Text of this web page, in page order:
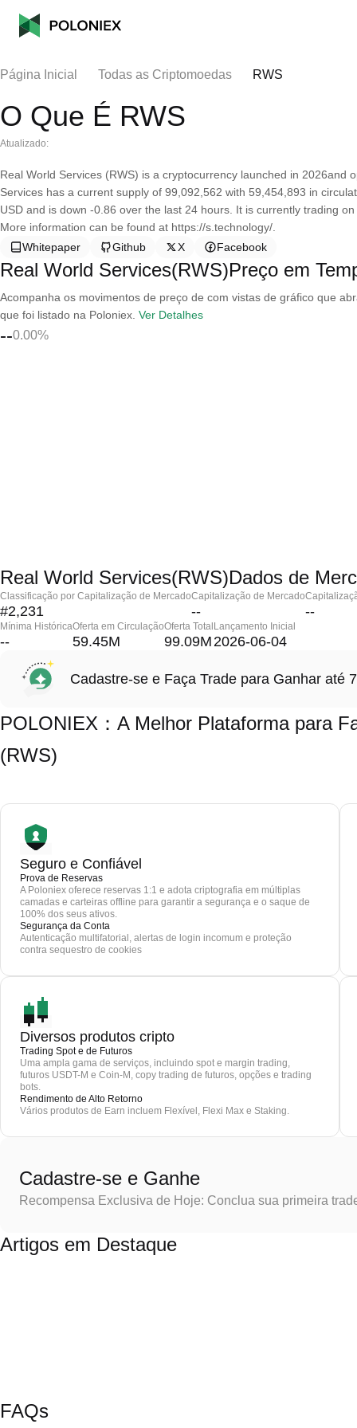
Página Inicial Todas as Criptomoedas RWS
O Que É RWS
Atualizado:
Real World Services (RWS) is a cryptocurrency launched in 2026and
Services has a current supply of 99,092,562 with 59,454,893 in
USD and is down -0.86 over the last 24 hours. It is currently trading
More information can be found at https://s.technology/.
Whitepaper
Github X Facebook
Real World Services(RWS)Preço em
Acompanha os movimentos de preço de com vistas de gráfico que
que foi listado na Poloniex. Ver Detalhes
--0.00%
Real World Services(RWS)Dados de
Classificação por Capitalização de Mercado
#2,231
Capitalização de Mercado
-- --
Mínima Histórica
--
Oferta em Circulação
59.45M
Oferta Total
99.09M
Lançamento Inicial
2026-06-04
Cadastre-se e Faça Trade para Ganhar até
POLONIEX：A Melhor Plataforma para
(RWS)
Seguro e Confiável
Prova de Reservas
A Poloniex oferece reservas 1:1 e adota criptografia em múltiplas
camadas e carteiras offline para garantir a segurança e o saque de
100% dos seus ativos.
Segurança da Conta
Autenticação multifatorial, alertas de login incomum e proteção
contra sequestro de cookies
Diversos produtos cripto
Trading Spot e de Futuros
Uma ampla gama de serviços, incluindo spot e margin trading,
futuros USDT-M e Coin-M, copy trading de futuros, opções e trading
bots.
Rendimento de Alto Retorno
Vários produtos de Earn incluem Flexível, Flexi Max e Staking.
Cadastre-se e Ganhe
Recompensa Exclusiva de Hoje: Conclua sua primeira
Artigos em Destaque
FAQs